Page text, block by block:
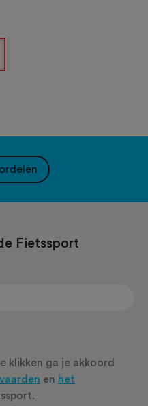
Fietssport
klikken ga je akkoord
en het